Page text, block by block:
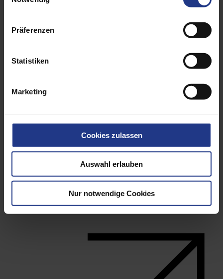
Präferenzen
Statistiken
Marketing
Cookies zulassen
Auswahl erlauben
Nur notwendige Cookies
Lifting means